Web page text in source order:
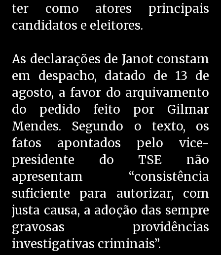
ter como atores principais
candidatos e eleitores.
As declarações de Janot constam
em despacho, datado de 13 de
agosto, a favor do arquivamento
do pedido feito por Gilmar
Mendes. Segundo o texto, os
fatos apontados pelo vice-
presidente do TSE não
apresentam “consistência
suficiente para autorizar, com
justa causa, a adoção das sempre
gravosas providências
investigativas criminais”.